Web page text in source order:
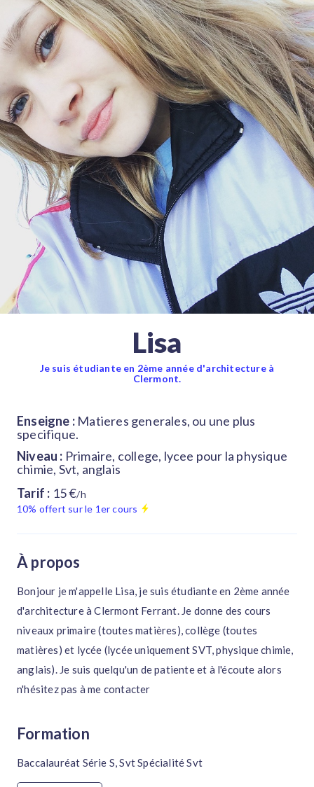
Lisa
Je suis étudiante en 2ème année d'architecture à
Clermont.
Enseigne : Matieres generales, ou une plus
specifique.
Niveau : Primaire, college, lycee pour la physique
chimie, Svt, anglais
Tarif : 15 €/h
10% offert sur le 1er cours
À propos
Bonjour je m'appelle Lisa, je suis étudiante en 2ème année
d'architecture à Clermont Ferrant. Je donne des cours
niveaux primaire (toutes matières), collège (toutes
matières) et lycée (lycée uniquement SVT, physique chimie,
anglais). Je suis quelqu'un de patiente et à l'écoute alors
n'hésitez pas à me contacter
Formation
Baccalauréat Série S, Svt Spécialité Svt